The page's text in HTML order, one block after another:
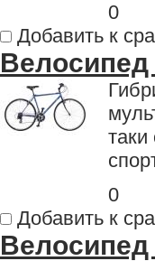
0
Добавить к
таки
0
Добавить к